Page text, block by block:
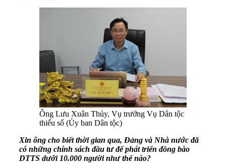
Ông Lưu Xuân Thủy, Vụ trưởng Vụ Dân tộc
thiểu số (Ủy ban Dân tộc)
Xin ông cho biết thời gian qua, Đảng và Nhà nước đã
có những chính sách đầu tư để phát triển đồng bào
DTTS dưới 10.000 người như thế nào?